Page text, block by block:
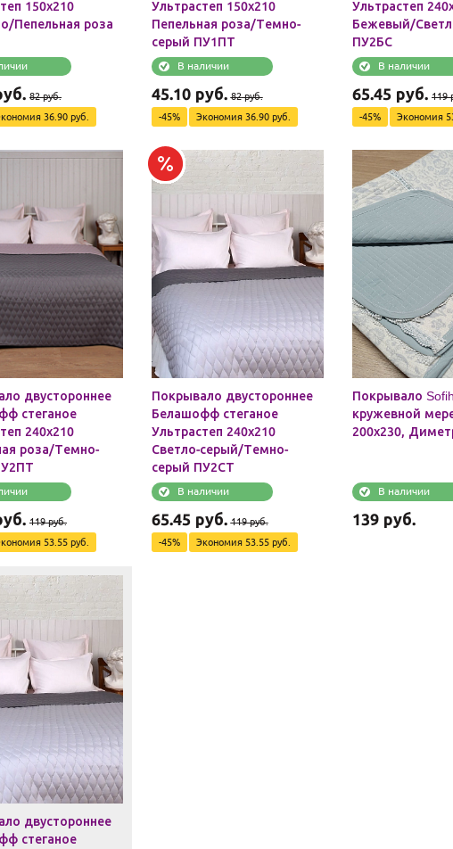
150х210
Пепельная роза
82руб.
36.90 руб.
Ультрастеп 150х210
Пепельная роза/Темно-
серый ПУ1ПТ
В наличии
45.10руб. 82руб.
-45% Экономия 36.90руб.
Ультрастеп
Бежевый/
ПУ2БС
В наличии
65.45 руб. 119
-45% Экономия
двустороннее
стеганое
240х210
роза/Темно-
119руб.
53.55 руб.
Покрывало двустороннее
Белашофф стеганое
Ультрастеп 240х210
Светло-серый/Темно-
серый ПУ2СТ
В наличии
65.45руб. 119руб.
-45% Экономия 53.55руб.
Покрывало
кружевной
200х230,
В наличии
139 руб.
двустороннее
стеганое